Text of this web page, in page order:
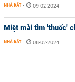
NHÀ ĐẤT - 09-02-2024
Miệt mài tìm 'thuốc'
NHÀ ĐẤT - 08-02-2024